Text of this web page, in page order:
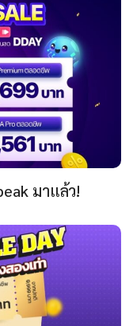
มาแล้ว!